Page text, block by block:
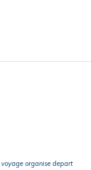
voyage organise depart